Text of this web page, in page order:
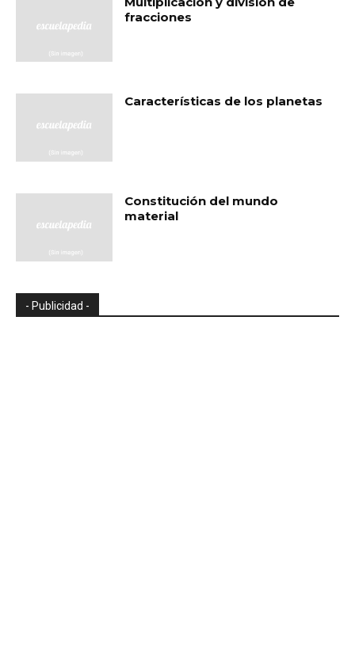
fracciones
Características de los planetas
Constitución del mundo
material
- Publicidad -